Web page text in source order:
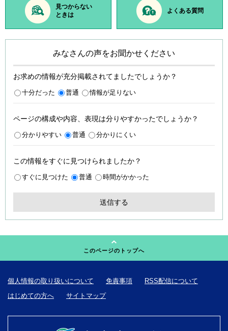
見つからない
ときは
よくある質問
みなさんの声をお聞かせください
お求めの情報が充分掲載されてましたでしょうか？
十分だった 普通 情報が足りない
ページの構成や内容、表現は分りやすかったでしょうか？
分かりやすい 普通 分かりにくい
この情報をすぐに見つけられましたか？
すぐに見つけた 普通 時間がかかった
このページのトップへ
個人情報の取り扱いについて 免責事項
RSS配信について
はじめての方へ
サイトマップ